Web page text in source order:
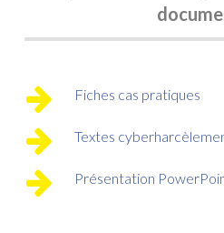
Fiches cas pratiques
Textes
Présentation